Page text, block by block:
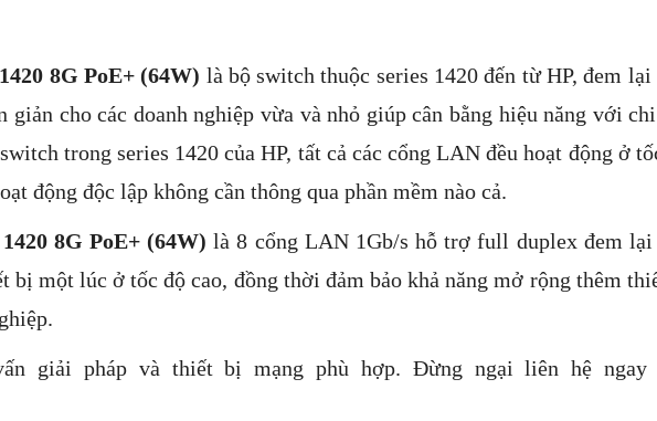
8G PoE+ (64W) là bộ switch thuộc series 1420 đến từ HP, đem
giản cho các doanh nghiệp vừa và nhỏ giúp cân bằng hiệu năng với
trong series 1420 của HP, tất cả các cổng LAN đều hoạt động ở
động độc lập không cần thông qua phần mềm nào cả.
8G PoE+ (64W) là 8 cổng LAN 1Gb/s hỗ trợ full duplex đem lại
bị một lúc ở tốc độ cao, đồng thời đảm bảo khả năng mở rộng thêm
giải pháp và thiết bị mạng phù hợp. Đừng ngại liên hệ ngay